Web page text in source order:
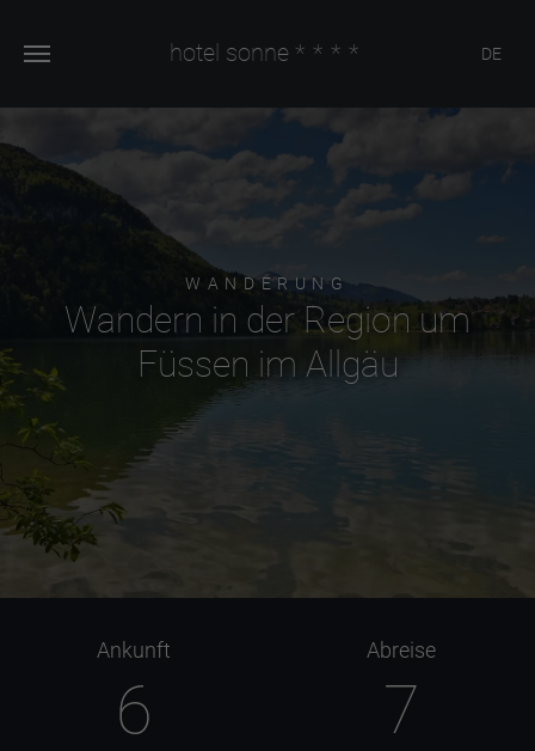
hotel sonne **** DE
WANDERUNG
Wandern in der Region um
Füssen im Allgäu
Ankunft
6
Abreise
7